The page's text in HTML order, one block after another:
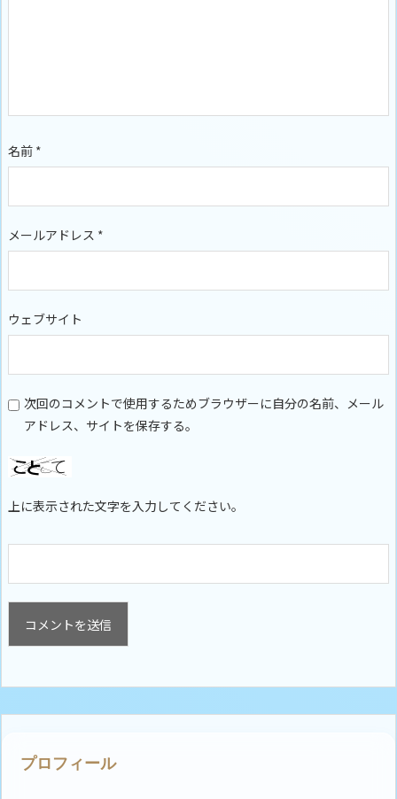
名前 *
メールアドレス *
ウェブサイト
次回のコメントで使用するためブラウザーに自分の名前、メール
アドレス、サイトを保存する。
上に表示された文字を入力してください。
プロフィール